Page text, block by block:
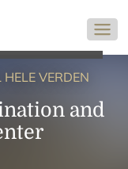
VERDEN
and